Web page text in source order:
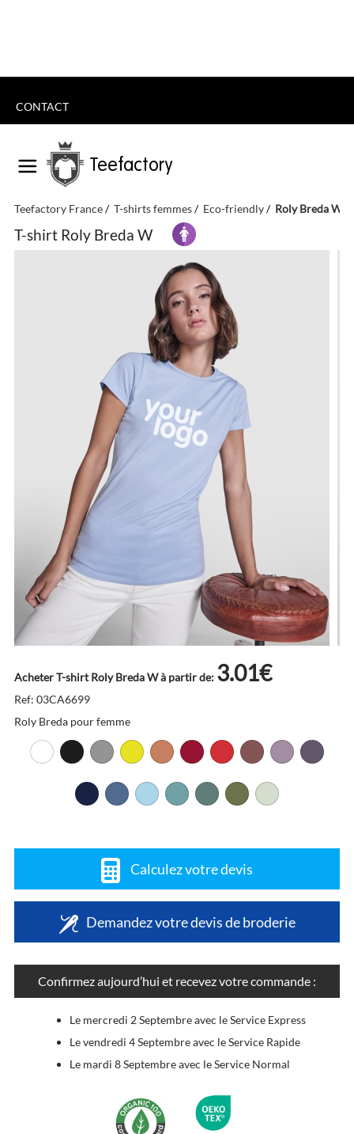
CONTACT
Teefactory
Teefactory France T-shirts femmes Eco-friendly Roly Breda W
T-shirt Roly Breda W
Acheter T-shirt Roly Breda W à partir de: 3.01€
Ref: 03CA6699
Roly Breda pour femme
Calculez votre devis
Demandez votre devis de broderie
Confirmez aujourd’hui et recevez votre commande :
Le mercredi 2 Septembre avec le Service Express
Le vendredi 4 Septembre avec le Service Rapide
Le mardi 8 Septembre avec le Service Normal